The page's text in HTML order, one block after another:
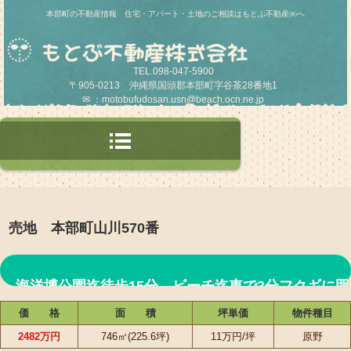
本部町の不動産情報 住宅・アパート・土地のご相談はもとぶ不動産㈱へ
TEL.098-047-5900
〒905-0213 沖縄県国頭郡本部町字谷茶28番地1
✉ ：motobufudosan.usn@beach.ocn.ne.jp
売地 本部町山川570番
海洋博公園迄徒歩15分 ビーチ迄車で3分フクギに囲
まれた土地
価 格 面 積 坪単価
物件種目
2482万円
746㎡(225.6坪) 11万円/坪 原野